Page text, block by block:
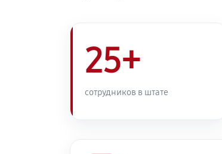
25+
сотрудников в штате